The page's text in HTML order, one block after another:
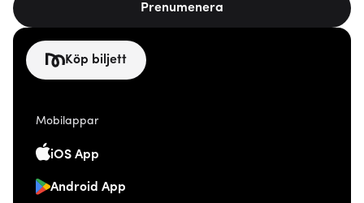
Prenumenera
Köp biljett
Mobilappar
iOS App
Android App